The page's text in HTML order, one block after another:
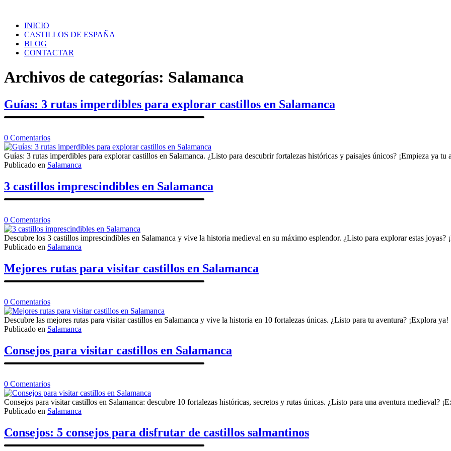
contenidoINICIO
CASTILLOS DE ESPAÑA
BLOG
CONTACTAR
Archivos de categorías: Salamanca
Guías: 3 rutas imperdibles para explorar castillos en Salamanca
0 Comentariosen
Guías:
3
rutas
para
explorar
castillos
Salamanca
Guías: 3 rutas imperdibles para explorar castillos en Salamanca. ¿Listo para descubrir fortalezas históricas y paisajes únicos? ¡Empieza ya tu
Publicado en Salamanca
3 castillos imprescindibles en Salamanca
0 Comentariosen
3
castillos
imprescindibles
Salamanca
Descubre los 3 castillos imprescindibles en Salamanca y vive la historia medieval en su máximo esplendor. ¿Listo para explorar estas joyas?
Publicado en Salamanca
Mejores rutas para visitar castillos en Salamanca
0 Comentariosen
Mejores
rutas
para
en
Salamanca
Descubre las mejores rutas para visitar castillos en Salamanca y vive la historia en 10 fortalezas únicas. ¿Listo para tu aventura? ¡Explora ya!
Publicado en Salamanca
Consejos para visitar castillos en Salamanca
0 Comentariosen
Consejos
para
visitar
Salamanca
Consejos para visitar castillos en Salamanca: descubre 10 fortalezas históricas, secretos y rutas únicas. ¿Listo para una aventura medieval?
Publicado en Salamanca
Consejos: 5 consejos para disfrutar de castillos salmantinos